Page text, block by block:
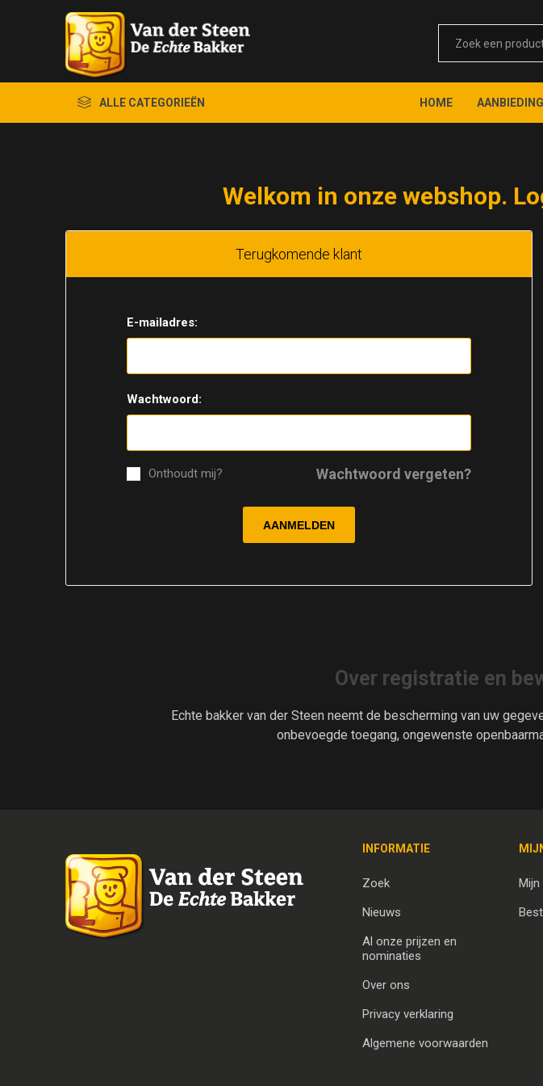
ALLE CATEGORIEËN HOME
Welkom in onze webshop.
Terugkomende klant
E-mailadres:
Wachtwoord:
Wachtwoord vergeten?
Onthoudt mij?
Over registratie en
Echte bakker van der Steen neemt de bescherming van uw
onbevoegde toegang, ongewenste
INFORMATIE
Zoek
Nieuws
Al onze prijzen en
nominaties
Over ons
Privacy verklaring
Algemene voorwaarden